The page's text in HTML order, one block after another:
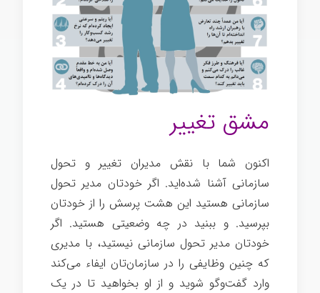
مشق تغییر
اکنون شما با نقش مدیران تغییر و تحول
سازمانی آشنا شده‌اید. اگر خودتان مدیر تحول
سازمانی هستید این هشت پرسش را از خودتان
بپرسید. و ببنید در چه وضعیتی هستید. اگر
خودتان مدیر تحول سازمانی نیستید، با مدیری
که چنین وظایفی را در سازمان‌تان ایفاء می‌کند
وارد گفت‌وگو شوید و از او بخواهید تا در یک